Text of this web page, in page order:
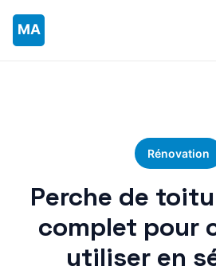
Rénovation
Perche de
complet pour
utiliser en